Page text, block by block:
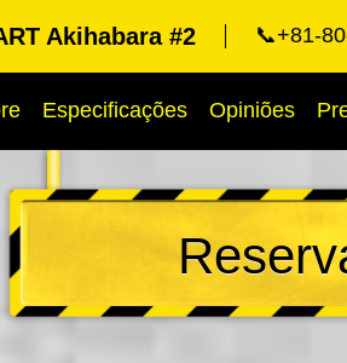
Akihabara #2 📞+81-
Especificações Opiniões